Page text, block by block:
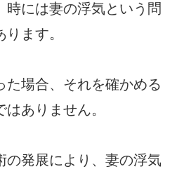
時には妻の浮気という問
ます。
た場合、それを確かめる
ありません。
の発展により、妻の浮気